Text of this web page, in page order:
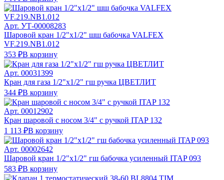
Арт. УТ-00008283
Шаровой кран 1/2"х1/2" шш бабочка VALFEX
VF.219.NB1.012
353 ₽В корзину
Арт. 00031399
Кран для газа 1/2"х1/2" гш ручка ЦВЕТЛИТ
344 ₽В корзину
Арт. 00012902
Кран шаровой с носом 3/4" с ручкой ITAP 132
1 113 ₽В корзину
Арт. 00002642
Шаровой кран 1/2"х1/2" гш бабочка усиленный ITAP 093
583 ₽В корзину